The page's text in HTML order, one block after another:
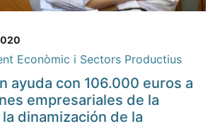
Econòmic i Sectors Productius
ayuda con 106.000 euros a
empresariales de la
dinamización de la